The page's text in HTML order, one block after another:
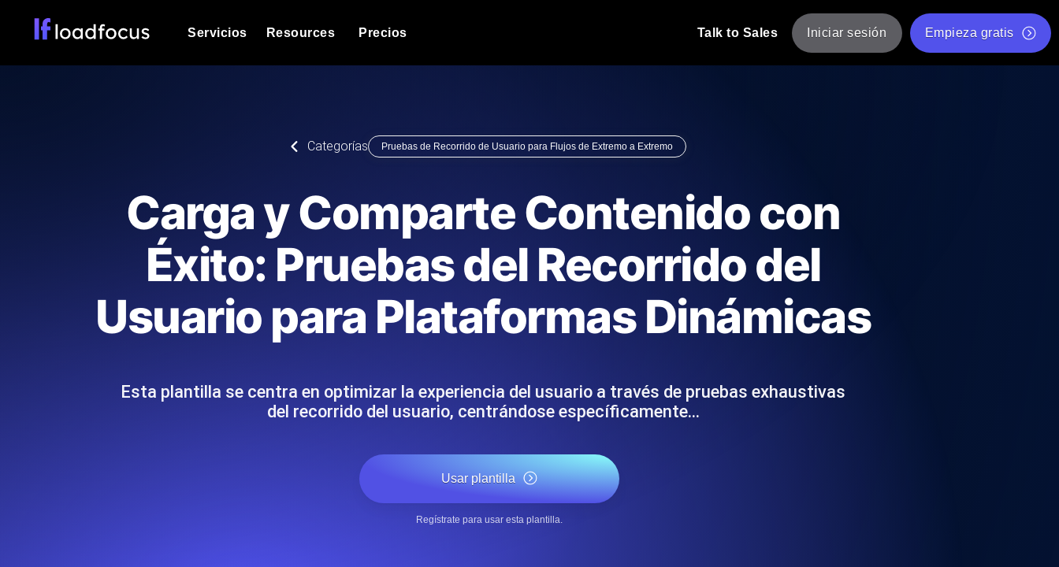
Servicios
ubicaciones cloud con análisis de IA.
tecnológico.
Load Testing Services
Load testing liderado por expertos: escribimos los scripts JMeter o k6,
los ejecutamos a escala y entregamos el informe.
Sondas always-on de uptime y rendimiento desde 25+ ubicaciones.
Detecta caídas antes que tus usuarios.
Uptime Monitoring para sitios web y APIs. Gratis para empezar.
Checks automáticos de certificados SSL y alertas de caducidad.
Gratis para empezar.
Heartbeat monitoring para cron jobs y tareas programadas. Gratis
DNS Monitoring
Resources
Documentación
Explorar categorías de
glosario
Alternativas
Explorar categorías de
alternativas
Blog de producto
Leer más en el blog
Leer más en el blog
Comprobador de estado de API
Lista de herramientas web gratuitas
Precios Talk to Sales Iniciar sesión Empieza gratis
Categorías Pruebas de Recorrido de Usuario para Flujos de Extremo a Extremo
Carga y Comparte Contenido con
Éxito: Pruebas del Recorrido del
Usuario para Plataformas Dinámicas
Esta plantilla se centra en optimizar la experiencia del usuario a través de pruebas exhaustivas
del recorrido del usuario, centrándose específicamente…
Usar plantilla
Regístrate para usar esta plantilla.